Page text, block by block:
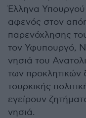
Έλληνα
αφενός στον
παρενόχλησης
τον Υφυπουργό,
νησιά του
των
τουρκικής
εγείρουν
νησιά.